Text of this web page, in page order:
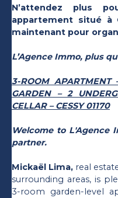
N’attendez plus
appartement situé à
maintenant pour
L’Agence Immo, plus
3-ROOM APARTMENT
GARDEN – 2
CELLAR – CESSY 01170
Welcome to L'Agence
partner.
Mickaël Lima, real
surrounding areas, is
3-room garden-level